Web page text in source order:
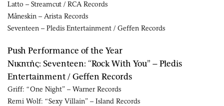
Latto – Streamcut / RCA Records
Måneskin – Arista Records
Seventeen – Pledis Entertainment / Geffen Records
Push Performance of the Year
Νικητής: Seventeen: “Rock With You” – Pledis
Entertainment / Geffen Records
Griff: “One Night” – Warner Records
Remi Wolf: “Sexy Villain” – Island Records